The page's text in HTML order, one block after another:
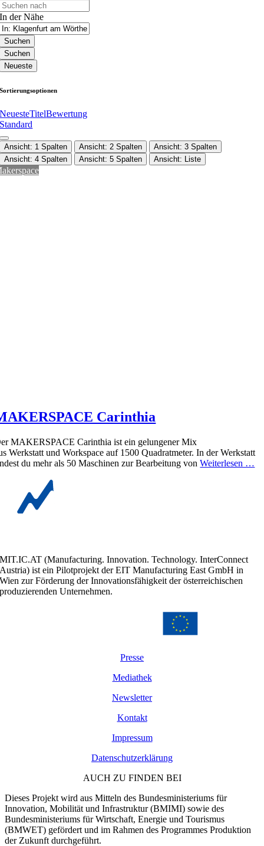
In der Nähe
Suchen
Suchen
Neueste
Sortierungsoptionen
NeuesteTitelBewertung
Standard
Ansicht: 1 Spalten Ansicht: 2 Spalten
Ansicht: 3 Spalten
Ansicht: 4 Spalten
Ansicht: 5 Spalten Ansicht: Liste
Carinthia
MAKERSPACE Carinthia ist ein gelungener Mix
Werkstatt und Workspace auf 1500 Quadratmeter. In der Werkstatt
du mehr als 50 Maschinen zur Bearbeitung vonWeiterlesen …
MIT.IC.AT (Manufacturing. Innovation. Technology. InterConnect
Austria) ist ein Pilotprojekt der EIT Manufacturing East GmbH in
Wien zur Förderung der Innovationsfähigkeit der österreichischen
produzierenden Unternehmen.
Presse
Mediathek
Newsletter
Kontakt
Impressum
Datenschutzerklärung
AUCH ZU FINDEN BEI
Dieses Projekt wird aus Mitteln des Bundesministeriums für
Innovation, Mobilität und Infrastruktur (BMIMI) sowie des
Bundesministeriums für Wirtschaft, Energie und Tourismus
(BMWET) gefördert und im Rahmen des Programmes Produktion
der Zukunft durchgeführt.